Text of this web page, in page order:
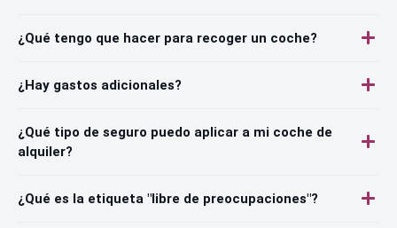
¿Qué tengo que hacer para recoger un coche?
¿Hay gastos adicionales?
¿Qué tipo de seguro puedo aplicar a mi coche de
alquiler?
¿Qué es la etiqueta "libre de preocupaciones"?